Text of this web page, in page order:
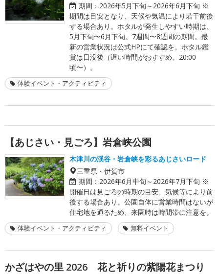
期間： 2026年5月下旬～2026年6月下旬 ※
期間は目安となり、天候や気温により若干前後
する場合あり。ホタルが発生しやすい時期は、
5月下旬〜6月下旬。7週間〜8週間の期間。最
新の営業状況は公式HPにて確認を。ホタル鑑
賞は日没後（遅い時間がおすすめ。20:00
頃〜）。
体験イベント・アクティビティ
【あじさい・見ごろ】岩倉峡公園
木津川の渓谷・岩倉峡を彩るあじさいロード
三重県・伊賀市
期間： 2026年6月中旬～2026年7月下旬 ※
開催日は見ごろの時期の目安、気候等により前
後する場合あり。公園自体に営業時間はないが
住宅地を通るため、来園時は時間帯に注意を。
体験イベント・アクティビティ 無料イベント
かざはやの里 2026 花と祈りの紫陽花まつり